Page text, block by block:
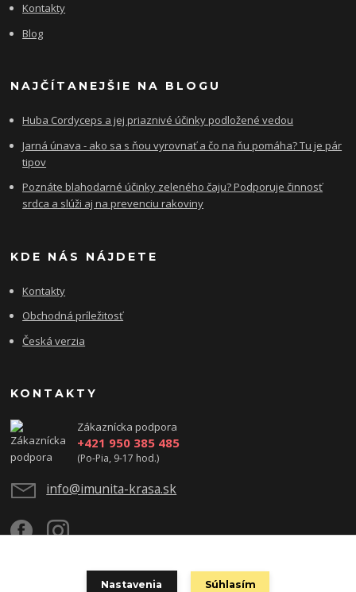
Kontakty
Blog
NAJČÍTANEJŠIE NA BLOGU
Huba Cordyceps a jej priaznivé účinky podložené vedou
Jarná únava - ako sa s ňou vyrovnať a čo na ňu pomáha? Tu je pár
tipov
Poznáte blahodarné účinky zeleného čaju? Podporuje činnosť
srdca a slúži aj na prevenciu rakoviny
KDE NÁS NÁJDETE
Kontakty
Obchodná príležitosť
Česká verzia
KONTAKTY
Zákaznícka podpora
+421 950 385 485
(Po-Pia, 9-17 hod.)
info@imunita-krasa.sk
Nastavenia Súhlasím